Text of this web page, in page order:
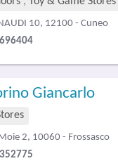
10, 12100 - Cuneo
Giancarlo
2, 10060 - Frossasco